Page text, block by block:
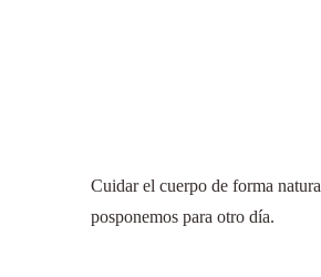
Cuidar el cuerpo de forma
posponemos para otro día.